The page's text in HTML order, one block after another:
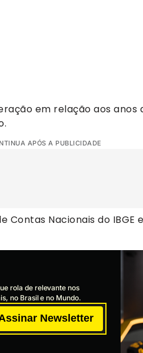
em relação aos
APÓS A PUBLICIDADE
Contas Nacionais do
rola de relevante nos
no Brasil e no Mundo.
Newsletter